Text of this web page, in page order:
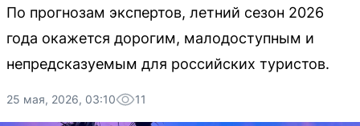
По прогнозам экспертов, летний сезон 2026
года окажется дорогим, малодоступным и
непредсказуемым для российских туристов.
25 мая, 2026, 03:10 11